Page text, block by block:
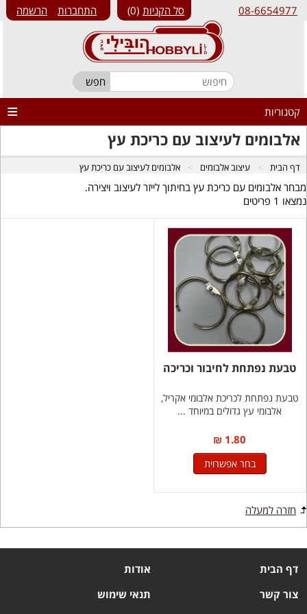
התחברות הרשמה סל הקניות 0 08-6654977
קטגוריות
אלבומים לעיצוב עם כריכת עץ
דף הבית עיצוב אלבומים אלבומים לעיצוב עם כריכת עץ
מבחר אלבומים עם כריכת עץ בחיתוך לייזר לעיצוב ויצירה.
נמצאו 1 פריטים
טבעת נפתחת לחיבור וכריכה
טבעת נפתחת לכריכת אלבומי אקריל,
אלבומי עץ גדולים במיוחד ...
1.80 ₪
בחר אפשרוית
חזרה למעלה
דף הבית
אודות
צור קשר
תנאי שימוש